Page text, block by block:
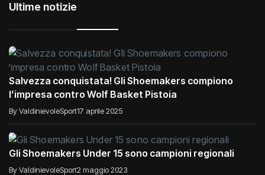
Ultime notizie
Salvezza conquistata! Gli Shoemakers compiono
l’impresa contro Wolf Basket Pistoia
By ValdinievoleSport17 aprile 2025
Gli Shoemakers Under 15 sono campioni regionali
By ValdinievoleSport2 maggio 2023